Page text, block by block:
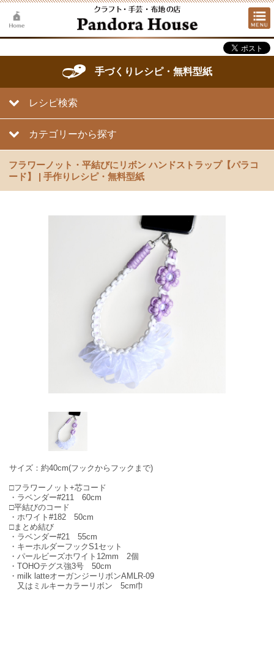
手づくりレシピ・無料型紙
レシピ検索
カテゴリーから探す
フラワーノット・平結びにリボン ハンドストラップ【パラコ
ード】 | 手作りレシピ・無料型紙
サイズ：約40cm(フックからフックまで)
□フラワーノット+芯コード
・ラベンダー#211 60cm
□平結びのコード
・ホワイト#182 50cm
□まとめ結び
・ラベンダー#21 55cm
・キーホルダーフックS1セット
・パールビーズホワイト12mm 2個
・TOHOテグス強3号 50cm
・milk latteオーガンジーリボンAMLR-09
又はミルキーカラーリボン 5cm巾